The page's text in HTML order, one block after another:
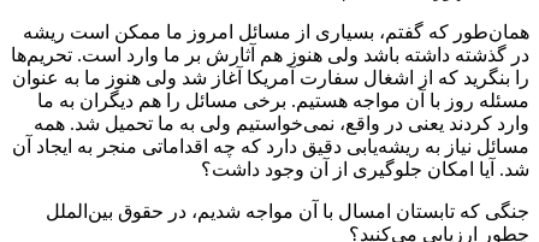
همان‌طور که گفتم، بسیاری از مسائل امروز ما ممکن است ریشه
در گذشته داشته باشد ولی هنوز هم آثارش بر ما وارد است. تحریم‌ها
را بنگرید که از اشغال سفارت آمریکا آغاز شد ولی هنوز ما به عنوان
مسئله روز با آن مواجه هستیم. برخی مسائل را هم دیگران به ما
وارد کردند یعنی در واقع، نمی‌خواستیم ولی به ما تحمیل شد. همه
مسائل نیاز به ریشه‌یابی دقیق دارد که چه اقداماتی منجر به ایجاد آن
شد. آیا امکان جلوگیری از آن وجود داشت؟
جنگی که تابستان امسال با آن مواجه شدیم، در حقوق بین‌الملل
چطور ارزیابی می‌کنید؟